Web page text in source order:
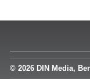
© 2026 DIN Media,